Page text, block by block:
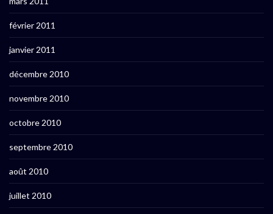
février 2011
janvier 2011
décembre 2010
novembre 2010
octobre 2010
septembre 2010
août 2010
juillet 2010